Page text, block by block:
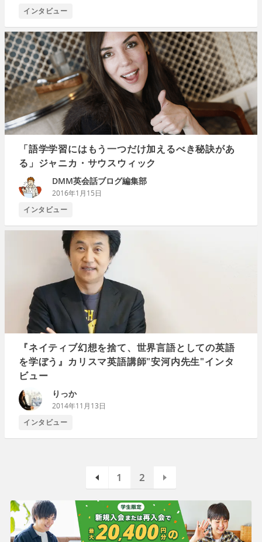
インタビュー
「語学学習にはもう一つだけ加えるべき秘訣があ
る」ジャニカ・サウスウィック
DMM英会話ブログ編集部
2016年1月15日
インタビュー
『ネイティブ幻想を捨て、世界言語としての英語
を学ぼう』カリスマ英語講師"安河内先生"インタ
ビュー
りっか
2014年11月13日
インタビュー
1 2